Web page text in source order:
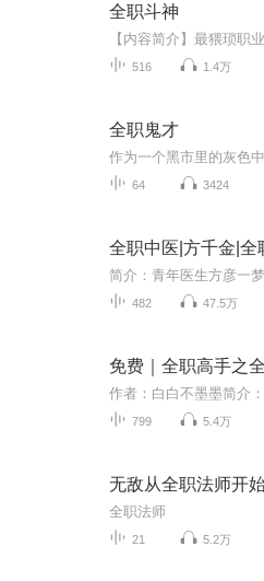
全职斗神
516 1.4万
全职鬼才
64 3424
全职中医|方千金|全
482 47.5万
799 5.4万
无敌从全职法师开
全职法师
21 5.2万